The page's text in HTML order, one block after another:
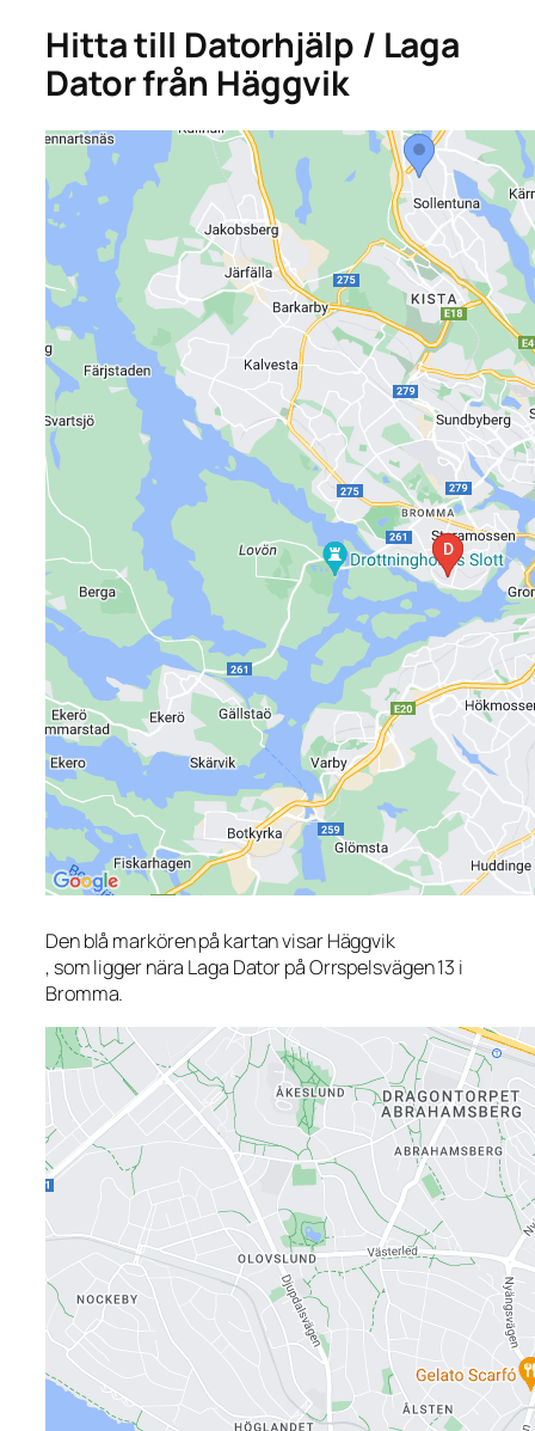
Hitta till Datorhjälp / Laga
Dator från Häggvik
Den blå markören på kartan visar Häggvik
, som ligger nära Laga Dator på Orrspelsvägen 13 i
Bromma.